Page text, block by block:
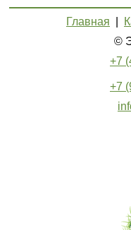
Главная
©
+7
+7